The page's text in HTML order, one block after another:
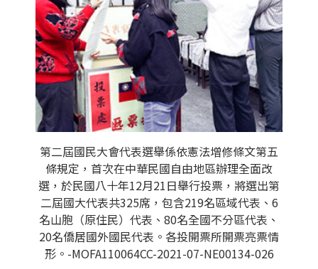
第二屆國民大會代表選舉係依憲法增修條文第五
條規定，首次在中華民國自由地區辦理全面改
選，於民國八十年12月21日舉行投票，將選出第
二屆國大代表共325席，包含219名區域代表、6
名山胞（原住民）代表、80名全國不分區代表、
20名僑居國外國民代表。各投開票所開票亮票情
形。-MOFA110064CC-2021-07-NE00134-026